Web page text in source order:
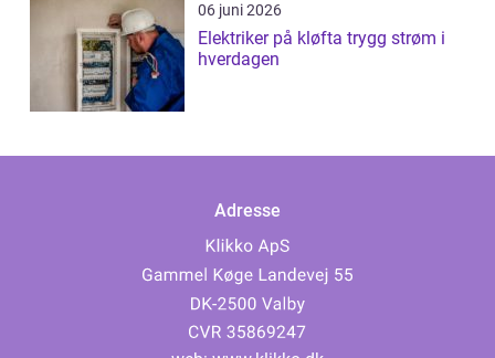
06 juni 2026
Elektriker på kløfta trygg strøm i
hverdagen
Adresse